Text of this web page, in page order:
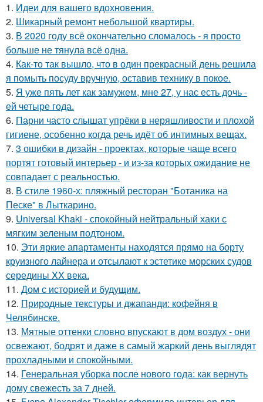
1. Идеи для вашего вдохновения.
2. Шикарный ремонт небольшой квартиры.
3. В 2020 году всё окончательно сломалось - я просто
больше не тянула всё одна.
4. Как-то так вышло, что в один прекрасный день решила
я помыть посуду вручную, оставив технику в покое.
5. Я уже пять лет как замужем, мне 27, у нас есть дочь -
ей четыре года.
6. Парни часто слышат упрёки в неряшливости и плохой
гигиене, особенно когда речь идёт об интимных вещах.
7. 3 ошибки в дизайн - проектах, которые чаще всего
портят готовый интерьер - и из-за которых ожидание не
совпадает с реальностью.
8. В стиле 1960-х: пляжный ресторан "Ботаника на
Песке" в Лыткарино.
9. Universal Khaki - спокойный нейтральный хаки с
мягким зеленым подтоном.
10. Эти яркие апартаменты находятся прямо на борту
круизного лайнера и отсылают к эстетике морских судов
середины XX века.
11. Дом с историей и будущим.
12. Природные текстуры и джапанди: кофейня в
Челябинске.
13. Мятные оттенки словно впускают в дом воздух - они
освежают, бодрят и даже в самый жаркий день выглядят
прохладными и спокойными.
14. Генеральная уборка после нового года: как вернуть
дому свежесть за 7 дней.